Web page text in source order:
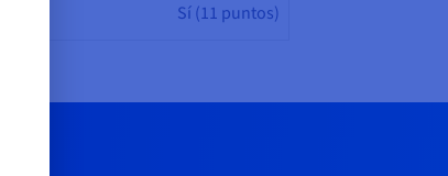
Sí (11 puntos)